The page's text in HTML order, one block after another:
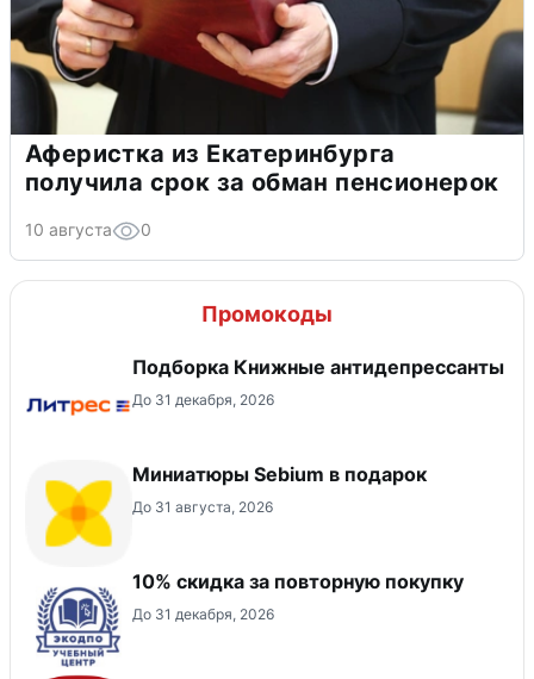
Аферистка из Екатеринбурга
получила срок за обман пенсионерок
10 августа 0
Промокоды
Подборка Книжные антидепрессанты
До 31 декабря, 2026
Миниатюры Sebium в подарок
До 31 августа, 2026
10% скидка за повторную покупку
До 31 декабря, 2026